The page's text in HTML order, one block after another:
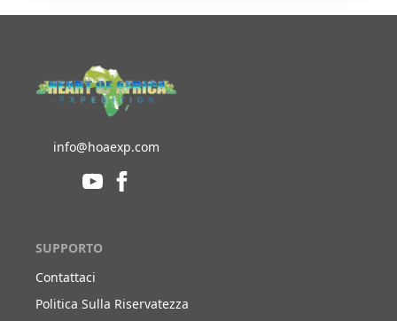
info@hoaexp.com
SUPPORTO
Contattaci
Politica Sulla Riservatezza